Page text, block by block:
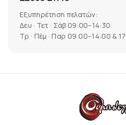
Εξυπηρέτηση πελατών:
Δευ · Τετ · Σάβ 09:00–14:30
Τρ · Πέμ · Παρ 09:00–14:00 &